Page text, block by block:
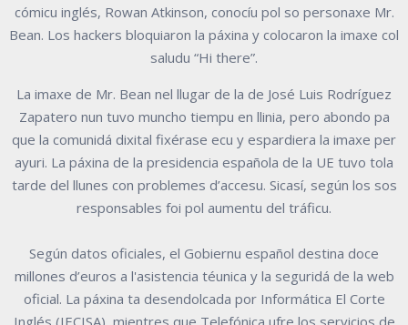
cómicu inglés, Rowan Atkinson, conocíu pol so personaxe Mr.
Bean. Los hackers bloquiaron la páxina y colocaron la imaxe col
saludu “Hi there”.
La imaxe de Mr. Bean nel llugar de la de José Luis Rodríguez
Zapatero nun tuvo muncho tiempu en llinia, pero abondo pa
que la comunidá dixital fixérase ecu y espardiera la imaxe per
ayuri. La páxina de la presidencia española de la UE tuvo tola
tarde del llunes con problemes d’accesu. Sicasí, según los sos
responsables foi pol aumentu del tráficu.
Según datos oficiales, el Gobiernu español destina doce
millones d’euros a l'asistencia téunica y la seguridá de la web
oficial. La páxina ta desendolcada por Informática El Corte